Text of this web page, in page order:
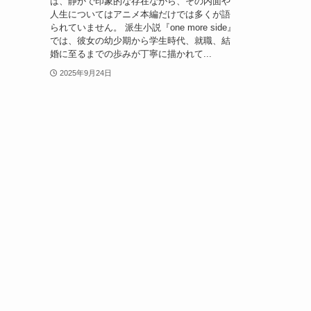
人生についてはアニメ本編だけでは多くが語
られていません。 派生小説『one more side』
では、彼女の幼少期から学生時代、就職、結
婚に至るまでの歩みが丁寧に描かれて...
2025年9月24日